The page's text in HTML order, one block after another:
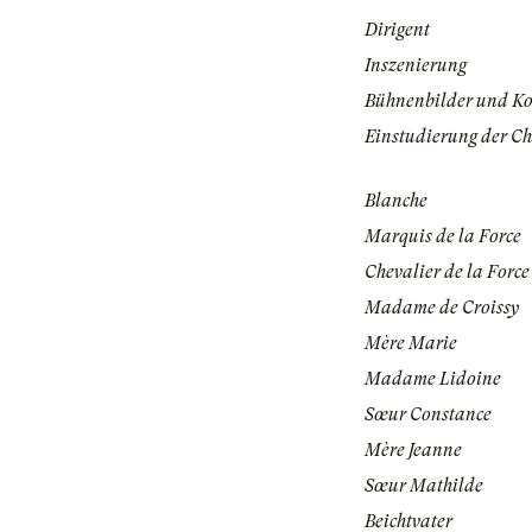
Dirigent
Inszenierung
Bühnenbilder und
Einstudierung der
Blanche
Marquis de la Force
Chevalier de la Force
Madame de Croissy
Mère Marie
Madame Lidoine
Sœur Constance
Mère Jeanne
Sœur Mathilde
Beichtvater